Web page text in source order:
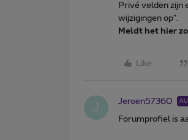
Privé velden zijn
wijzigingen op".
Meldt het hier
Like
J Jeroen57360
Forumprofiel is